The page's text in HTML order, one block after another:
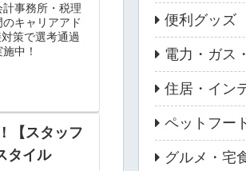
事務所・税理
キャリアアド
策で選考通過
中！
【スタッフ
タイル
便利グッズ
電力・ガス
住居・イン
ペットフー
グルメ・宅